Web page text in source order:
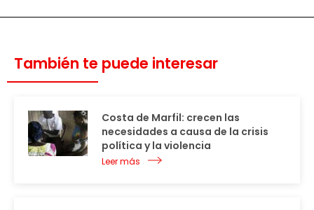
También te puede interesar
Costa de Marfil: crecen las
necesidades a causa de la crisis
política y la violencia
Leer más